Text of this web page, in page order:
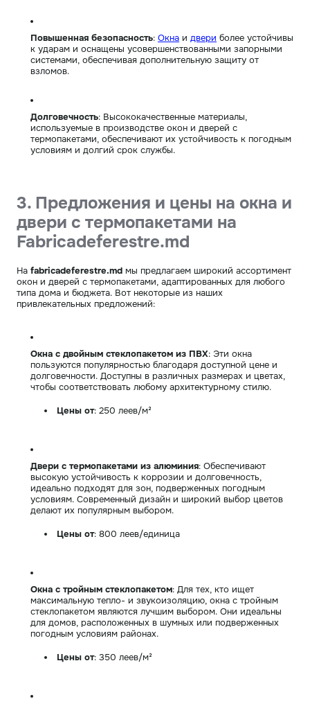
Повышенная безопасность: Окна и двери более устойчивы
к ударам и оснащены усовершенствованными запорными
системами, обеспечивая дополнительную защиту от
взломов.
Долговечность: Высококачественные материалы,
используемые в производстве окон и дверей с
термопакетами, обеспечивают их устойчивость к погодным
условиям и долгий срок службы.
3. Предложения и цены на окна и
двери с термопакетами на
Fabricadeferestre.md
На fabricadeferestre.md мы предлагаем широкий ассортимент
окон и дверей с термопакетами, адаптированных для любого
типа дома и бюджета. Вот некоторые из наших
привлекательных предложений:
Окна с двойным стеклопакетом из ПВХ: Эти окна
пользуются популярностью благодаря доступной цене и
долговечности. Доступны в различных размерах и цветах,
чтобы соответствовать любому архитектурному стилю.
Цены от: 250 леев/м²
Двери с термопакетами из алюминия: Обеспечивают
высокую устойчивость к коррозии и долговечность,
идеально подходят для зон, подверженных погодным
условиям. Современный дизайн и широкий выбор цветов
делают их популярным выбором.
Цены от: 800 леев/единица
Окна с тройным стеклопакетом: Для тех, кто ищет
максимальную тепло- и звукоизоляцию, окна с тройным
стеклопакетом являются лучшим выбором. Они идеальны
для домов, расположенных в шумных или подверженных
погодным условиям районах.
Цены от: 350 леев/м²